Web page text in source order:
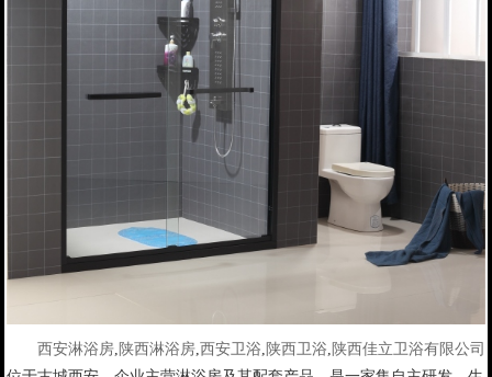
西安淋浴房, 陕西淋浴房, 西安卫浴 陕西卫浴 陕西佳立卫浴有限公司